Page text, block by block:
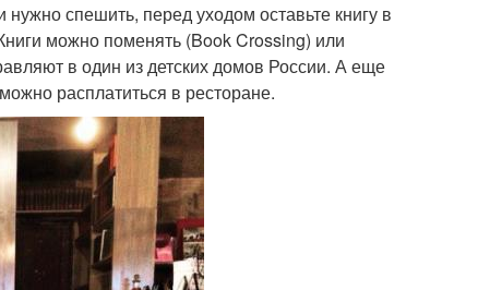
спешить, перед уходом оставьте книгу в
можно поменять (Book Crossing) или
в один из детских домов России. А еще
расплатиться в ресторане.